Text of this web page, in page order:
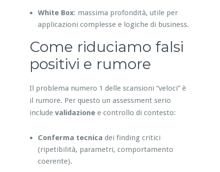
White Box: massima profondità, utile per
applicazioni complesse e logiche di business.
Come riduciamo falsi
positivi e rumore
Il problema numero 1 delle scansioni “veloci” è
il rumore. Per questo un assessment serio
include validazionee controllo di contesto:
Conferma tecnica dei finding critici
(ripetibilità, parametri, comportamento
coerente).